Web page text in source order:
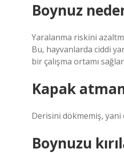
Boynuz
Yaralanma riskini
Bu, hayvanlarda ciddi
bir çalışma ortamı
Kapak
Derisini dökmemiş,
Boynuzu